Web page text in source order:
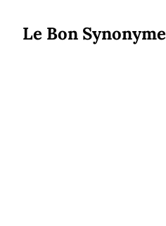
Le Bon Synonyme